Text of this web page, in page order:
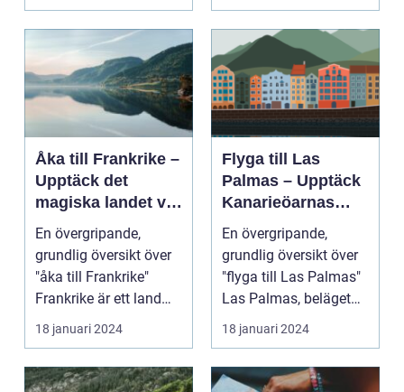
Åka till Frankrike –
Upptäck det
magiska landet vid
Eiffeltornet och
bortom
En övergripande,
grundlig översikt över
"åka till Frankrike"
Frankrike är ett land
som lockar besök...
18 januari 2024
Flyga till Las
Palmas – Upptäck
Kanarieöarnas
pärla
En övergripande,
grundlig översikt över
"flyga till Las Palmas"
Las Palmas, beläget
på ön Gran Cana...
18 januari 2024